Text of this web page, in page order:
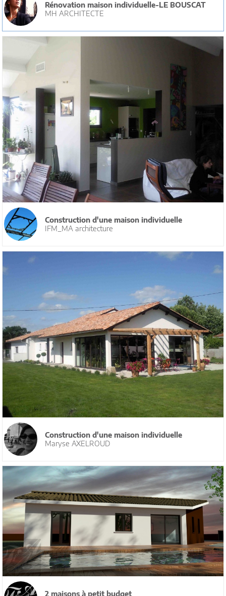
Rénovation maison individuelle-LE BOUSCAT
MH ARCHITECTE
Construction d'une maison individuelle
IFM_MA architecture
Construction d'une maison individuelle
Maryse AXELROUD
2 maisons à petit budget